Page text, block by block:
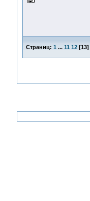
Страниц: 1 ... 11 12[13]